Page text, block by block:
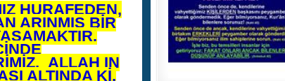
HURAFEDEN,
ARINMIŞ BİR
ALLAH IN
ALTINDA Kİ,